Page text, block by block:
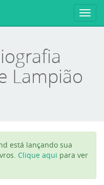
Lampião
está lançando sua
Clique aqui para ver